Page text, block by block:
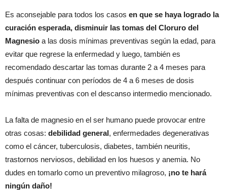
Es aconsejable para todos los casos en que se haya logrado la
curación esperada, disminuir las tomas del Cloruro del
Magnesio a las dosis mínimas preventivas según la edad, para
evitar que regrese la enfermedad y luego, también es
recomendado descartar las tomas durante 2 a 4 meses para
después continuar con períodos de 4 a 6 meses de dosis
mínimas preventivas con el descanso intermedio mencionado.
La falta de magnesio en el ser humano puede provocar entre
otras cosas: debilidad general, enfermedades degenerativas
como el cáncer, tuberculosis, diabetes, también neuritis,
trastornos nerviosos, debilidad en los huesos y anemia. No
dudes en tomarlo como un preventivo milagroso, ¡no te hará
ningún daño!